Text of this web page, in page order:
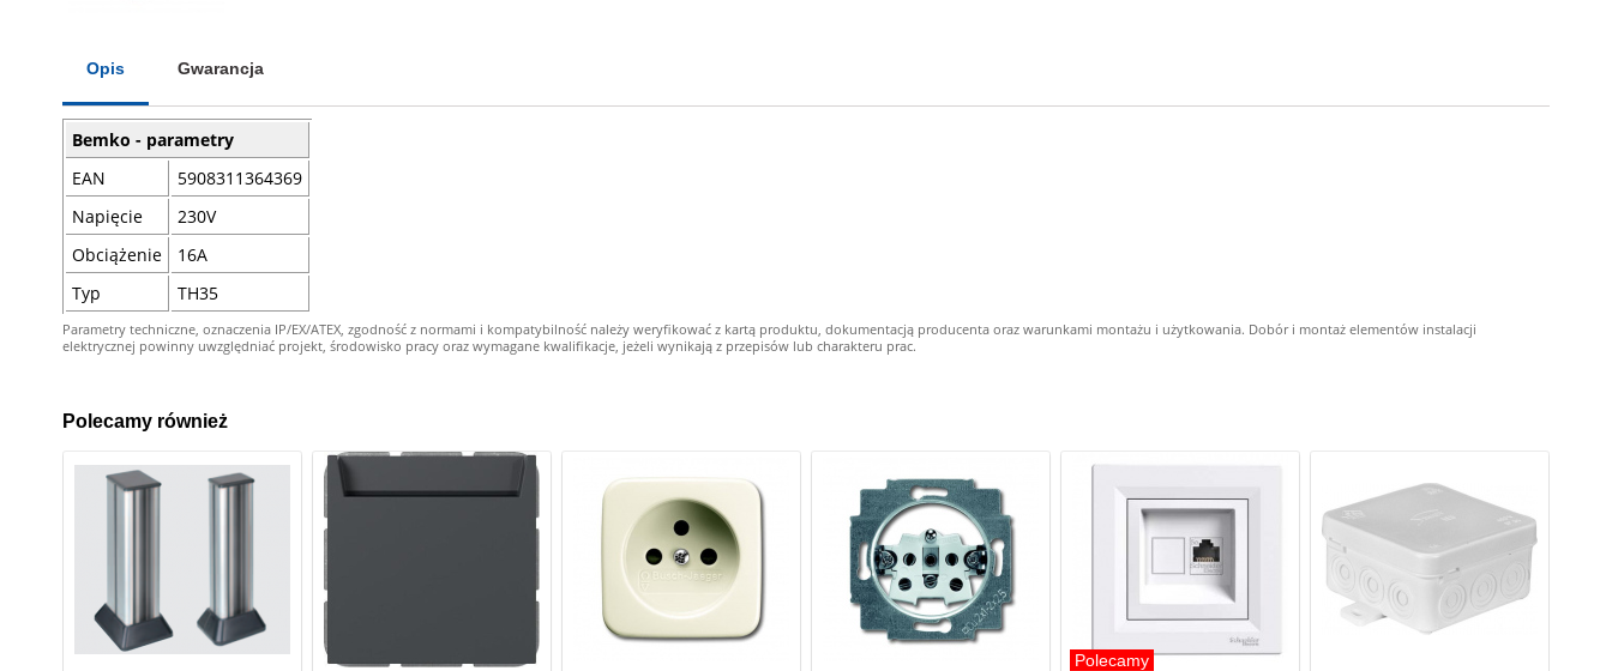
Opis Gwarancja
Bemko - parametry
EAN
5908311364369
Napięcie
230V
Obciążenie
16A
Typ
TH35
Parametry techniczne, oznaczenia IP/EX/ATEX, zgodność z normami i kompatybilność należy weryfikować z kartą produktu, dokumentacją producenta oraz warunkami montażu i użytkowania. Dobór i montaż elementów instalacji
elektrycznej powinny uwzględniać projekt, środowisko pracy oraz wymagane kwalifikacje, jeżeli wynikają z przepisów lub charakteru prac.
Polecamy również
Polecamy